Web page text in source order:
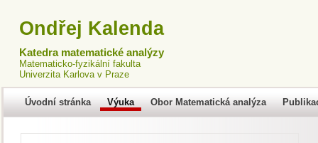
Ondřej Kalenda
Katedra matematické analýzy
Matematicko-fyzikální fakulta
Univerzita Karlova v Praze
Úvodní stránka Výuka Obor Matematická analýza